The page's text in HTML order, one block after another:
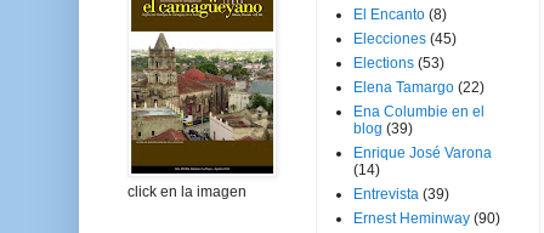
click en la imagen
El Encanto (8)
Elecciones (45)
Elections (53)
Elena Tamargo (22)
Ena Columbie en el
blog (39)
Enrique José Varona
(14)
Entrevista (39)
Ernest Heminway (90)